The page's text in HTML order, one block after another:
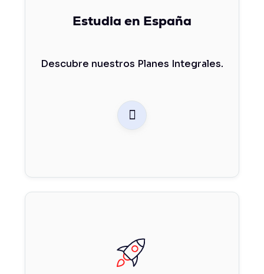
Estudia en España
Descubre nuestros Planes Integrales.
